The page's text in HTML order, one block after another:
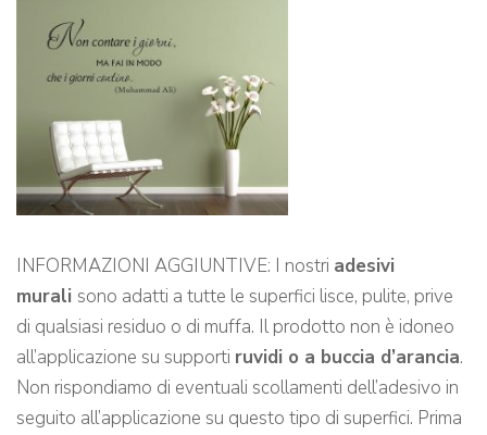
INFORMAZIONI AGGIUNTIVE: I nostri adesivi
murali sono adatti a tutte le superfici lisce, pulite, prive
di qualsiasi residuo o di muffa. Il prodotto non è idoneo
all’applicazione su supporti ruvidi o a buccia d’arancia.
Non rispondiamo di eventuali scollamenti dell’adesivo in
seguito all’applicazione su questo tipo di superfici. Prima